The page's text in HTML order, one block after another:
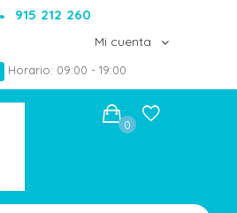
915 212 260
Mi cuenta
Horario: 09:00 - 19:00
0